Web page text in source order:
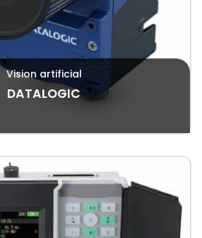
Vision artificial
DATALOGIC